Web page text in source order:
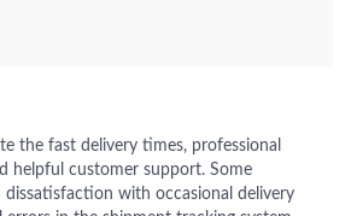
the fast delivery times, professional
helpful customer support. Some
dissatisfaction with occasional delivery